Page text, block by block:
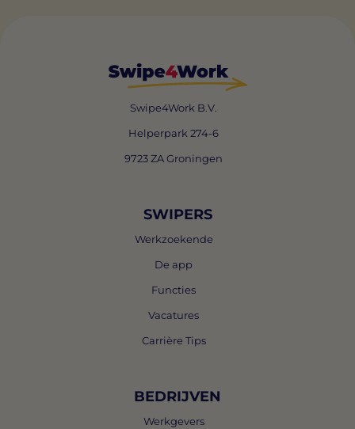
Swipe4Work B.V.
Helperpark 274-6
9723 ZA Groningen
SWIPERS
Werkzoekende
De app
Functies
Vacatures
Carrière Tips
BEDRIJVEN
Werkgevers